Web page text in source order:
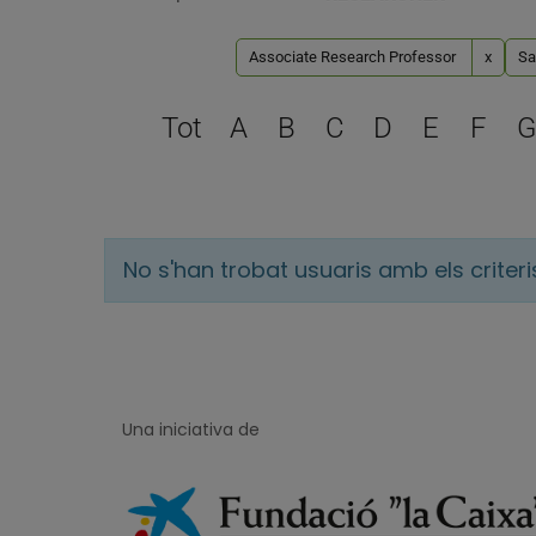
Associate Research Professor x
Tot A B C D E F G
No s'han trobat usuaris amb els
Una iniciativa de